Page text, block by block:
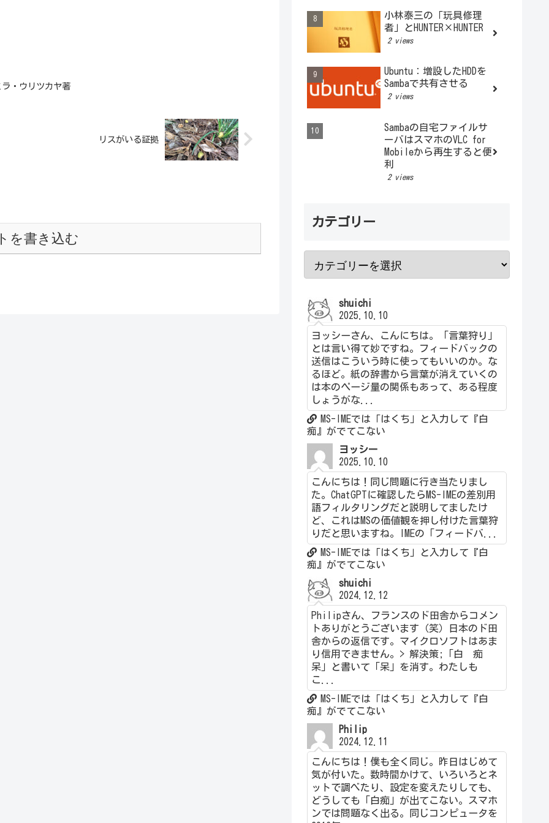
・ウリツカヤ著
リスがいる証拠
を書き込む
小林泰三の「玩具修理
者」とHUNTER×HUNTER
2 views
Ubuntu：増設したHDDを
Sambaで共有させる
2 views
Sambaの自宅ファイルサ
ーバはスマホのVLC for
Mobileから再生すると便
利
2 views
カテゴリー
shuichi
2025.10.10
ヨッシーさん、こんにちは。「言葉狩り」
とは言い得て妙ですね。フィードバックの
送信はこういう時に使ってもいいのか。な
るほど。紙の辞書から言葉が消えていくの
は本のページ量の関係もあって、ある程度
しょうがな...
MS-IMEでは「はくち」と入力して『白
痴』がでてこない
ヨッシー
2025.10.10
こんにちは！同じ問題に行き当たりまし
た。ChatGPTに確認したらMS-IMEの差別用
語フィルタリングだと説明してましたけ
ど、これはMSの価値観を押し付けた言葉狩
りだと思いますね。IMEの「フィードバ...
MS-IMEでは「はくち」と入力して『白
痴』がでてこない
shuichi
2024.12.12
Philipさん、フランスのド田舎からコメン
トありがとうございます（笑）日本のド田
舎からの返信です。マイクロソフトはあま
り信用できません。> 解決策;「白 痴
呆」と書いて「呆」を消す。わたしも
こ...
MS-IMEでは「はくち」と入力して『白
痴』がでてこない
Philip
2024.12.11
こんにちは！僕も全く同じ。昨日はじめて
気が付いた。数時間かけて、いろいろとネ
ットで調べたり、設定を変えたりしても、
どうしても「白痴」が出てこない。スマホ
ンでは問題なく出る。同じコンピュータを